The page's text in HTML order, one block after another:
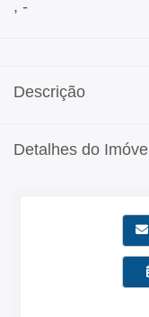
, -
Descrição
Detalhes do Imóvel